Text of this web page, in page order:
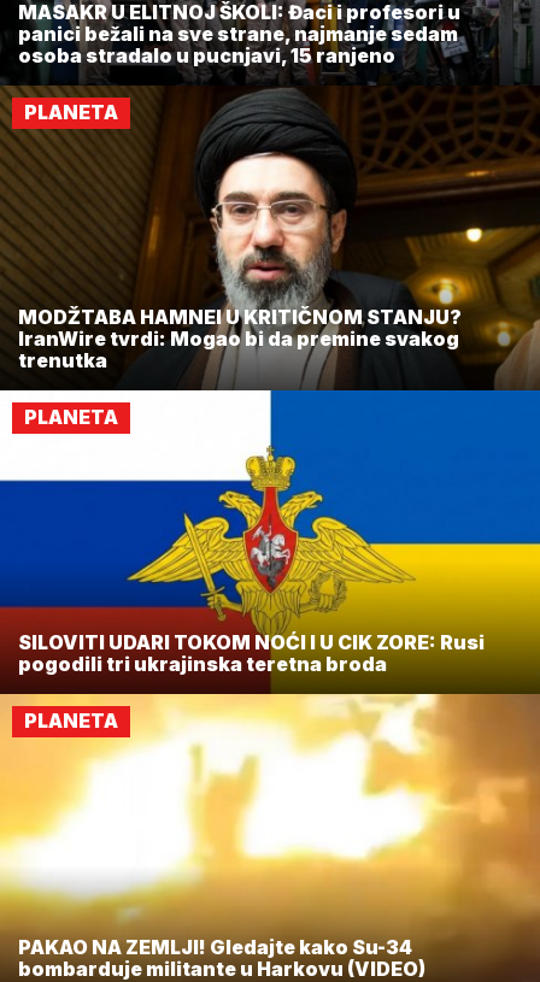
MASAKR U ELITNOJ ŠKOLI: Đaci i profesori u
panici bežali na sve strane, najmanje sedam
osoba stradalo u pucnjavi, 15 ranjeno
PLANETA
MODŽTABA HAMNEI U KRITIČNOM STANJU?
IranWire tvrdi: Mogao bi da premine svakog
trenutka
PLANETA
SILOVITI UDARI TOKOM NOĆI I U CIK ZORE: Rusi
pogodili tri ukrajinska teretna broda
PLANETA
PAKAO NA ZEMLJI! Gledajte kako Su-34
bombarduje militante u Harkovu (VIDEO)